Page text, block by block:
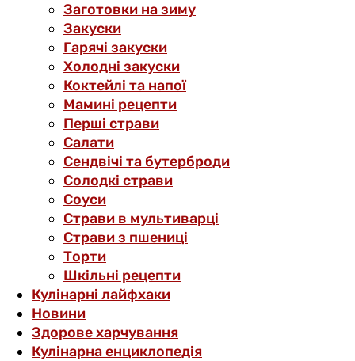
Заготовки на зиму
Закуски
Гарячі закуски
Холодні закуски
Коктейлі та напої
Мамині рецепти
Перші страви
Салати
Сендвічі та бутерброди
Солодкі страви
Соуси
Страви в мультиварці
Страви з пшениці
Торти
Шкільні рецепти
Кулінарні лайфхаки
Новини
Здорове харчування
Кулінарна енциклопедія